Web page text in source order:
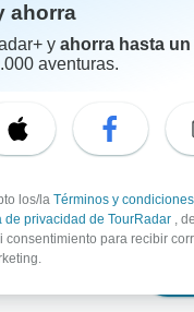
Hasta
7 sep.,
ahorra
y ahorra hasta un
aventuras.
los/la Términos y
de privacidad de TourRadar , de
consentimiento para recibir